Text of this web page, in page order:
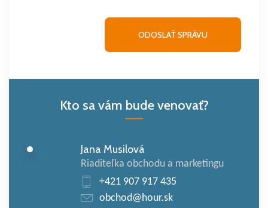
Kto sa vám bude venovať?
Jana Musilová
Riaditeľka obchodu a marketingu
+421 907 917 435
obchod@hour.sk